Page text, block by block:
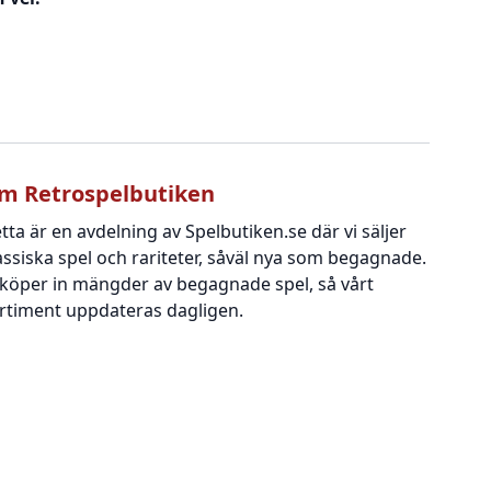
Retrospelbutiken
är en avdelning av Spelbutiken.se där vi säljer
spel och rariteter, såväl nya som begagnade.
in mängder av begagnade spel, så vårt
uppdateras dagligen.